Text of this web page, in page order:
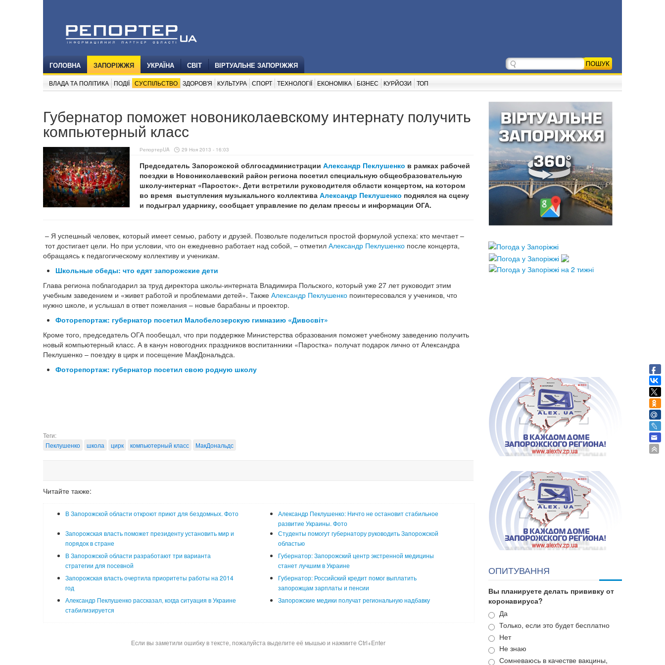
ГОЛОВНА ЗАПОРІЖЖЯ УКРАЇНА СВІТ ВІРТУАЛЬНЕ ЗАПОРІЖЖЯ
ВЛАДА ТА ПОЛІТИКА ПОДІЇ СУСПІЛЬСТВО ЗДОРОВ'Я КУЛЬТУРА СПОРТ ТЕХНОЛОГІЇ ЕКОНОМІКА БІЗНЕС КУРЙОЗИ ТОП
Губернатор поможет новониколаевскому интернату получить
компьютерный класс
РепортерUA 29 Ноя 2013 - 16:03
Председатель Запорожской облгосадминистрации Александр Пеклушенко в рамках рабочей
поездки в Новониколаевский район региона посетил специальную общеобразовательную
школу-интернат «Паросток». Дети встретили руководителя области концертом, на котором
во время выступления музыкального коллектива Александр Пеклушенко поднялся на сцену
и подыграл ударнику, сообщает управление по делам прессы и информации ОГА.
– Я успешный человек, который имеет семью, работу и друзей. Позвольте поделиться простой формулой успеха: кто мечтает –
тот достигает цели. Но при условии, что он ежедневно работает над собой, – отметил Александр Пеклушенко после концерта,
обращаясь к педагогическому коллективу и ученикам.
Школьные обеды: что едят запорожские дети
Глава региона поблагодарил за труд директора школы-интерната Владимира Польского, который уже 27 лет руководит этим
учебным заведением и «живет работой и проблемами детей». Также Александр Пеклушенко поинтересовался у учеников, что
нужно школе, и услышал в ответ пожелания – новые барабаны и проектор.
Фоторепортаж: губернатор посетил Малобелозерскую гимназию «Дивосвіт»
Кроме того, председатель ОГА пообещал, что при поддержке Министерства образования поможет учебному заведению получить
новый компьютерный класс. А в канун новогодних праздников воспитанники «Паростка» получат подарок лично от Александра
Пеклушенко – поездку в цирк и посещение МакДональдса.
Фоторепортаж: губернатор посетил свою родную школу
Теги:
Пеклушенко
школа цирк компьютерный класс МакДональдс
Читайте также:
В Запорожской области откроют приют для бездомных. Фото
Александр Пеклушенко: Ничто не остановит стабильное
развитие Украины. Фото
Запорожская власть поможет президенту установить мир и
порядок в стране
Студенты помогут губернатору руководить Запорожской
областью
В Запорожской области разработают три варианта
стратегии для посевной
Губернатор: Запорожский центр экстренной медицины
станет лучшим в Украине
Запорожская власть очертила приоритеты работы на 2014
год
Губернатор: Российский кредит помог выплатить
запорожцам зарплаты и пенсии
Александр Пеклушенко рассказал, когда ситуация в Украине
стабилизируется
Запорожские медики получат региональную надбавку
Если вы заметили ошибку в тексте, пожалуйста выделите её мышью и нажмите Ctrl+Enter
ОПИТУВАННЯ
Вы планируете делать прививку от
коронавируса?
Варианты
Да
Только, если это будет бесплатно
Нет
Не знаю
Сомневаюсь в качестве вакцины,